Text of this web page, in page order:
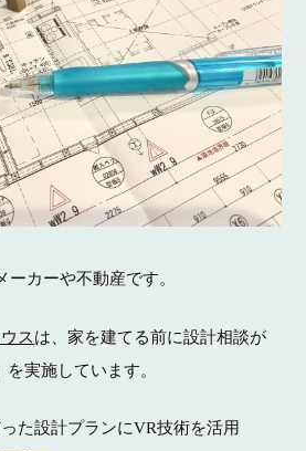
カーや不動産です。
スは、家を建てる前に設計相談が
実施しています。
た設計プランにVR技術を活用